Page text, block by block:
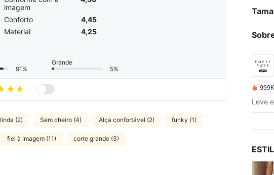
imagem
Conforto
4,45
Material
4,25
91%
Grande
5%
linda (2) Sem cheiro (4) Alça confortável (2) funky (1)
fiel à imagem (11) corre grande (3)